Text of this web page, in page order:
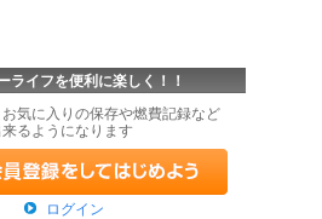
ライフを便利に楽しく！！
気に入りの保存や燃費記録など
るようになります
ログイン